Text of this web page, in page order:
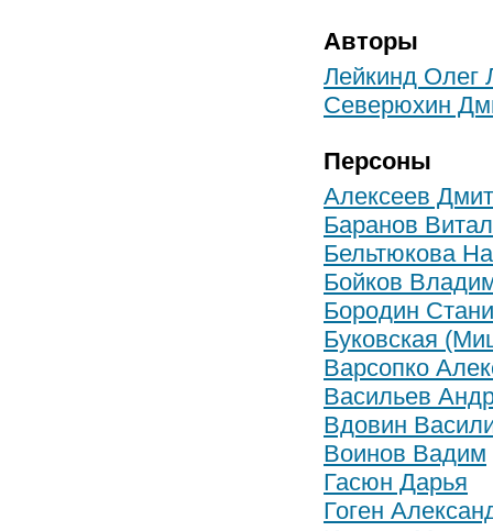
Авторы
Лейкинд Олег
Северюхин
Персоны
Алексеев
Баранов
Бельтюкова
Бойков
Бородин
Буковская
Варсопко
Васильев
Вдовин
Воинов Вадим
Гасюн Дарья
Гоген